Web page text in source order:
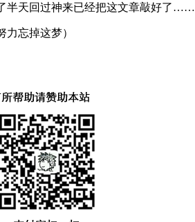
半天回过神来已经把这文章敲好了……
力忘掉这梦）